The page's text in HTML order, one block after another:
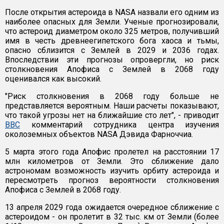
После открытия астероида в NASA назвали его одним из
наиболее опасных для Земли. Ученые прогнозировали,
что астероид диаметром около 325 метров, получивший
имя в честь древнеегипетского бога хаоса и тьмы,
опасно сблизится с Землей в 2029 и 2036 годах.
Впоследствии эти прогнозы опровергли, но риск
столкновения Апофиса с Землей в 2068 году
оценивался как высокий.
"Риск столкновения в 2068 году больше не
представляется вероятным. Наши расчеты показывают,
что такой угрозы нет на ближайшие сто лет", - приводит
BBC комментарий сотрудника центра изучения
околоземных объектов NASA Дэвида Фарноччиа.
5 марта этого года Апофис пролетел на расстоянии 17
млн километров от Земли. Это сближение дало
астрономам возможность изучить орбиту астероида и
пересмотреть прогноз вероятности столкновения
Апофиса с Землей в 2068 году.
13 апреля 2029 года ожидается очередное сближение с
астероидом - он пролетит в 32 тыс. км от Земли (более